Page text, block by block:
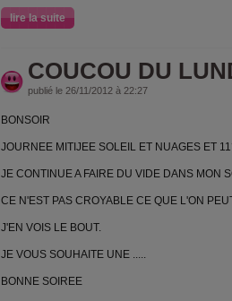
lire la suite
COUCOU DU
publié le 26/11/2012 à 22:27
BONSOIR
JOURNEE MITIJEE SOLEIL ET NUAGES ET
JE CONTINUE A FAIRE DU VIDE DANS MON
CE N'EST PAS CROYABLE CE QUE L'ON
J'EN VOIS LE BOUT.
JE VOUS SOUHAITE UNE .....
BONNE SOIREE